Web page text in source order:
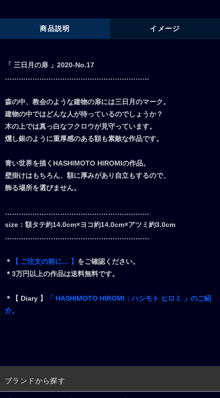
商品説明 イメージ
「 三日月の扉 」2020-No.17
………………………………………………………
森の中、教会のような建物の扉には三日月のマーク。
建物の中ではどんな人が待っているのでしょうか？
木の上では真っ白なフクロウが見守っています。
燻し銀のように重厚感のある額も素敵な作品です。
青い世界を描くHASHIMOTO HIROMIの作品。
壁掛けはもちろん、額に厚みがあり自立もするので、
飾る場所を選びません。
………………………………………………………
size：額タテ約14.0cm×ヨコ約14.0cm×アツミ約3.0cm
………………………………………………………
＊ 【 ご注文の前に… 】 をご確認ください。
＊3万円以上の作品は送料無料です。
＊【 Diary 】
「 HASHIMOTO HIROMI：ハシモト ヒロミ 」のご紹
介。
ブランドから探す